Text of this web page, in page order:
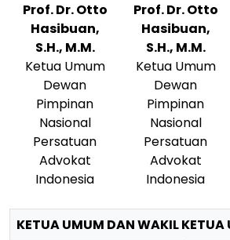
Prof. Dr. Otto
Hasibuan,
S.H., M.M.
Ketua Umum
Dewan
Pimpinan
Nasional
Persatuan
Advokat
Indonesia
Prof. Dr. Otto
Hasibuan,
S.H., M.M.
Ketua Umum
Dewan
Pimpinan
Nasional
Persatuan
Advokat
Indonesia
KETUA UMUM DAN WAKIL KETUA